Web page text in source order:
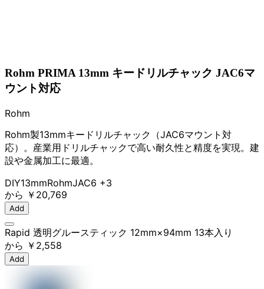
Rohm PRIMA 13mm キードリルチャック JAC6マ
ウント対応
Rohm
Rohm製13mmキードリルチャック（JAC6マウント対
応）。産業用ドリルチャックで高い耐久性と精度を実現。建
設や金属加工に最適。
DIY13mmRohmJAC6 +3
から ￥20,769
Add
Rapid 透明グルースティック 12mm×94mm 13本入り
から ￥2,558
Add